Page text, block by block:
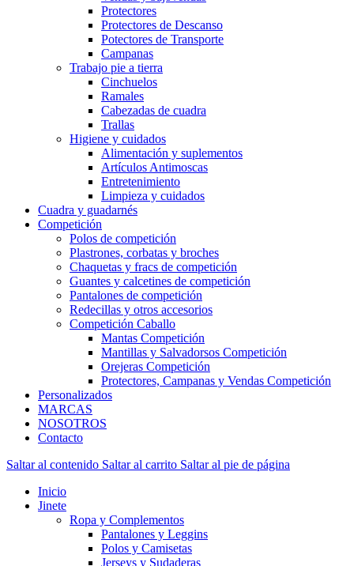
Protectores
Protectores de Descanso
Potectores de Transporte
Campanas
Trabajo pie a tierra
Cinchuelos
Ramales
Cabezadas de cuadra
Trallas
Higiene y cuidados
Alimentación y suplementos
Artículos Antimoscas
Entretenimiento
Limpieza y cuidados
Cuadra y guadarnés
Competición
Polos de competición
Plastrones, corbatas y broches
Chaquetas y fracs de competición
Guantes y calcetines de competición
Pantalones de competición
Redecillas y otros accesorios
Competición Caballo
Mantas Competición
Mantillas y Salvadorsos Competición
Orejeras Competición
Protectores, Campanas y Vendas Competición
Personalizados
MARCAS
NOSOTROS
Contacto
Saltar al contenido Saltar al carrito Saltar al pie de página
Inicio
Jinete
Ropa y Complementos
Pantalones y Leggins
Polos y Camisetas
Jerseys y Sudaderas